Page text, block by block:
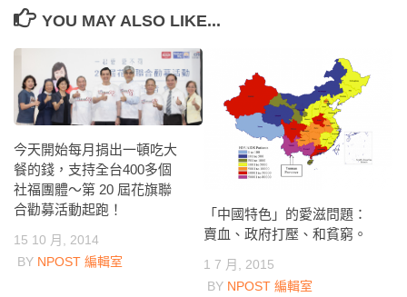
YOU MAY ALSO LIKE...
今天開始每月捐出一頓吃大
餐的錢，支持全台400多個
社福團體～第 20 屆花旗聯
合勸募活動起跑！
15 10 月, 2014
BY NPOST 編輯室
「中國特色」的愛滋問題：
賣血、政府打壓、和貧窮。
1 7 月, 2015
BY NPOST 編輯室